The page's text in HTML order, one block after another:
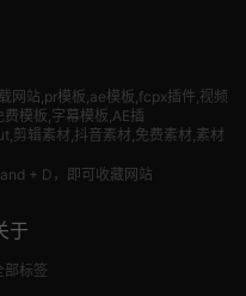
网站,pr模板,ae模板,fcpx插件,视频
模板,字幕模板,AE插
剪辑素材,抖音素材,免费素材,素材
+ D，即可收藏网站
于
部标签